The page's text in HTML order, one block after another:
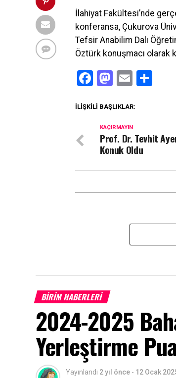
İlahiyat Fakültesi’nde
konferansa, Çukurova
Tefsir Anabilim Dalı
Öztürk konuşmacı olarak
Facebook
Mastodon
Email
İLIŞKILI BAŞLIKLAR:
KAÇIRMAYIN
Prof. Dr. Tevhit
Konuk Oldu
BİRİM HABERLERİ
2024-2025
Yerleştirme
Yayınlandı 2 yıl önce - 12 Ocak